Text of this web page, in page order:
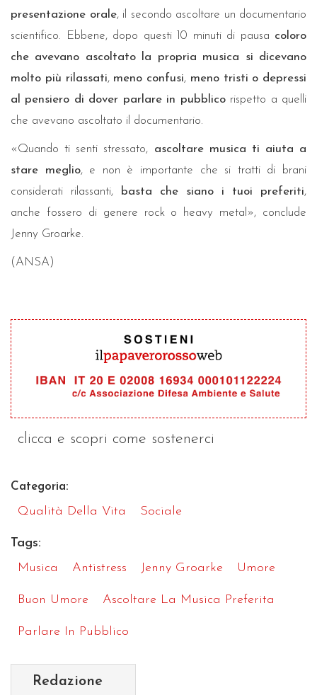
presentazione orale, il secondo ascoltare un documentario
scientifico. Ebbene, dopo questi 10 minuti di pausa coloro
che avevano ascoltato la propria musica si dicevano
molto più rilassati, meno confusi, meno tristi o depressi
al pensiero di dover parlare in pubblicorispetto a quelli
che avevano ascoltato il documentario.
«Quando ti senti stressato, ascoltare musica ti aiuta a
stare meglio, e non è importante che si tratti di brani
considerati rilassanti,
basta che siano i tuoi preferiti,
anche fossero di genere rock o heavy metal», conclude
Jenny Groarke.
(ANSA)
clicca e scopri come sostenerci
Categoria:
Qualità Della Vita Sociale
Tags:
Musica
Antistress Jenny Groarke Umore
Buon Umore Ascoltare La Musica Preferita
Parlare In Pubblico
Redazione